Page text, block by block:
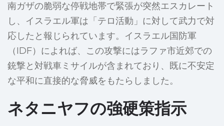
南ガザの脆弱な停戦地帯で緊張が突然エスカレート
し、イスラエル軍は「テロ活動」に対して武力で対
応したと報じられています。イスラエル国防軍
（IDF）によれば、この攻撃にはラファ市近郊での
銃撃と対戦車ミサイルが含まれており、既に不安定
な平和に直接的な脅威をもたらしました。
ネタニヤフの強硬策指示